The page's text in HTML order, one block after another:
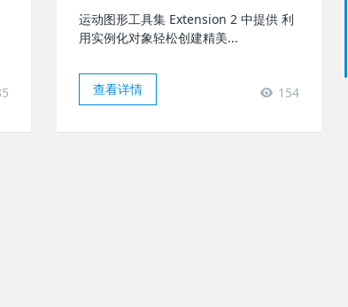
运动图形工具集 Extension 2 中提供 利
用实例化对象轻松创建精美...
154
查看详情